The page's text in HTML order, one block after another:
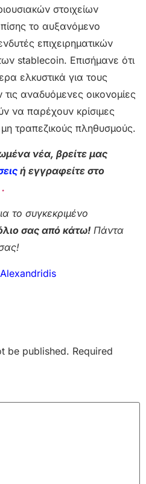
στοιχείων
το αυξανόμενο
επιχειρηματικών
stablecoin. Επισήμανε ότι
ελκυστικά για τους
αναδυόμενες οικονομίες
να παρέχουν κρίσιμες
τραπεζικούς πληθυσμούς.
νέα, βρείτε μας
ή εγγραφείτε στο
.
το συγκεκριμένο
σας από κάτω! Πάντα
be published. Required